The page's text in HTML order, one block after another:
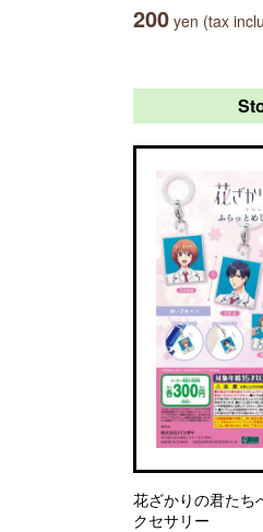
200 yen (tax
花ざかりの君たち
クセサリー